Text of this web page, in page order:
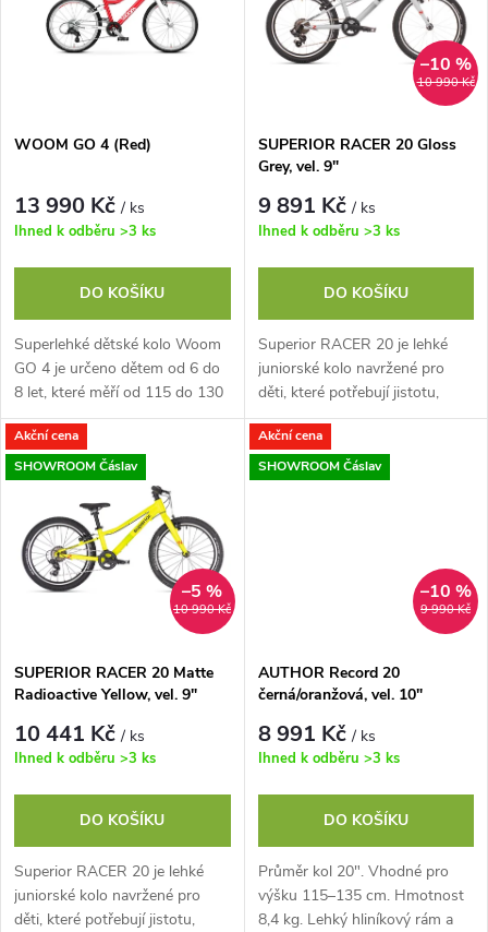
p
r
o
d
u
k
t
ů
s
p
r
d
u
k
ů
WOOM GO 4 (Red)
13 990 Kč/ ks
Ihned k odběru >3 ks
DO KOŠÍKU
Superlehké dětské kolo Woom
GO 4 je určeno dětem od 6 do
8 let, které měří od 115 do 130
cm. Kolo má intuitivní
7rychlostní řazení, 20´´ kola a
díky...
10 990 Kč
–10 %
SUPERIOR RACER 20 Gloss
Grey, vel. 9"
9 891 Kč/ ks
Ihned k odběru >3 ks
DO KOŠÍKU
Superior RACER 20 je lehké
juniorské kolo navržené pro
děti, které potřebují jistotu,
stabilitu a snadné ovládání při
každodenním ježdění. Nový...
Akční cena
SHOWROOM Čáslav
10 990 Kč
–5 %
SUPERIOR RACER 20 Matte
Radioactive Yellow, vel. 9"
10 441 Kč/ ks
Ihned k odběru >3 ks
DO KOŠÍKU
Superior RACER 20 je lehké
juniorské kolo navržené pro
děti, které potřebují jistotu,
Akční cena
SHOWROOM Čáslav
9 990 Kč
–10 %
AUTHOR Record 20
černá/oranžová, vel. 10"
8 991 Kč/ ks
Ihned k odběru >3 ks
DO KOŠÍKU
Průměr kol 20". Vhodné pro
výšku 115–135 cm. Hmotnost
8,4 kg. Lehký hliníkový rám a